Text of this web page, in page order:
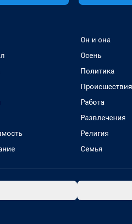
Он и она
Осень
Политика
Происшествия
Работа
Развлечения
Религия
Семья